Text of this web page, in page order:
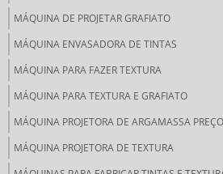
MÁQUINA DE PROJETAR GRAFIATO
MÁQUINA ENVASADORA DE TINTAS
MÁQUINA PARA FAZER TEXTURA
MÁQUINA PARA TEXTURA E GRAFIATO
MÁQUINA PROJETORA DE ARGAMASSA PREÇO
MÁQUINA PROJETORA DE TEXTURA